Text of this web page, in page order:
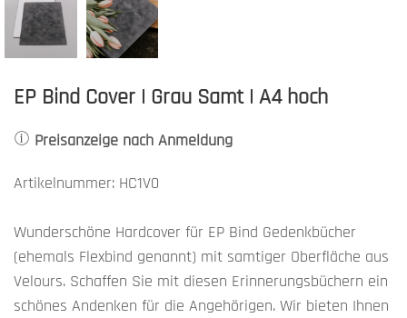
EP Bind Cover | Grau Samt | A4 hoch
Preisanzeige nach Anmeldung
Artikelnummer: HC1V0
Wunderschöne Hardcover für EP Bind Gedenkbücher
(ehemals Flexbind genannt) mit samtiger Oberfläche aus
Velours. Schaffen Sie mit diesen Erinnerungsbüchern ein
schönes Andenken für die Angehörigen. Wir bieten Ihnen